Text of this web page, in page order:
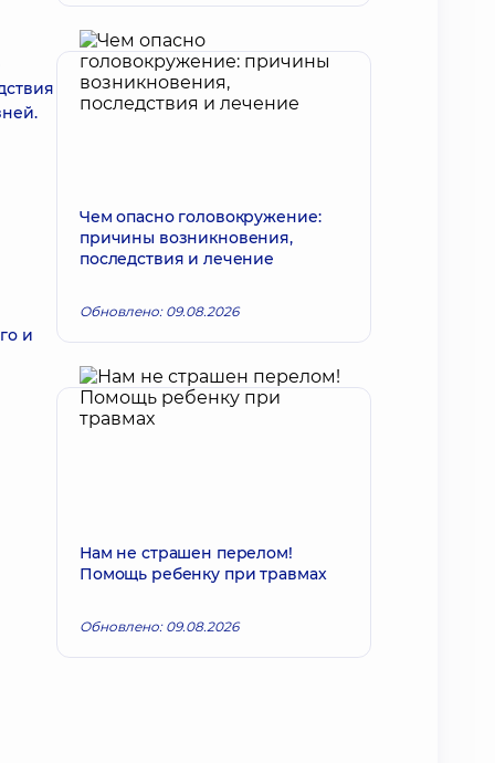
и
Чем опасно головокружение:
причины возникновения,
последствия и лечение
Обновлено: 09.08.2026
Нам не страшен перелом!
Помощь ребенку при травмах
Обновлено: 09.08.2026